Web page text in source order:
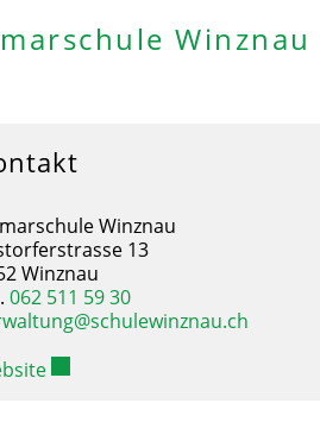
Winznau
Winznau
13
Winznau
062 511 59 30